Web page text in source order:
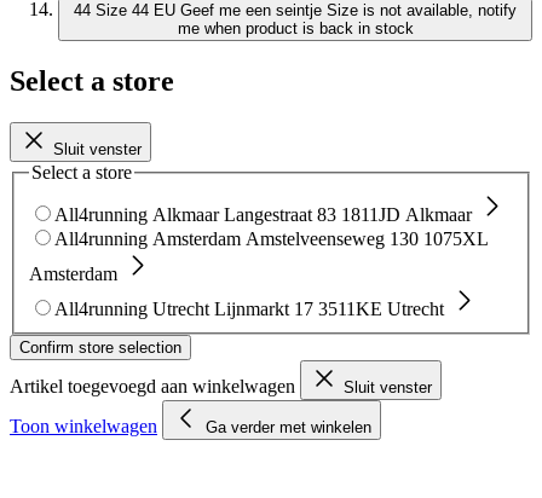
44 Size 44 EU Geef me een seintje Size is not available, notify
me when product is back in stock
Select a store
Sluit venster
Select a store
All4running Alkmaar Langestraat 83 1811JD Alkmaar
All4running Amsterdam Amstelveenseweg 130 1075XL
Amsterdam
All4running Utrecht Lijnmarkt 17 3511KE Utrecht
Confirm store selection
Artikel toegevoegd aan winkelwagen Sluit venster
Toon winkelwagen Ga verder met winkelen